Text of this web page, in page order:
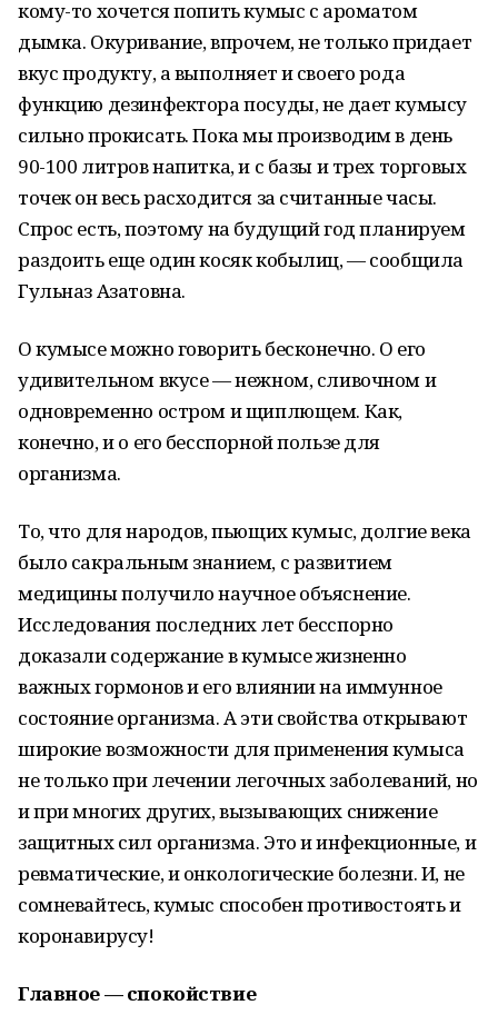
кому-то хочется попить кумыс с ароматом
дымка. Окуривание, впрочем, не только придает
вкус продукту, а выполняет и своего рода
функцию дезинфектора посуды, не дает кумысу
сильно прокисать. Пока мы производим в день
90-100 литров напитка, и с базы и трех торговых
точек он весь расходится за считанные часы.
Спрос есть, поэтому на будущий год планируем
раздоить еще один косяк кобылиц, — сообщила
Гульназ Азатовна.
О кумысе можно говорить бесконечно. О его
удивительном вкусе — нежном, сливочном и
одновременно остром и щиплющем. Как,
конечно, и о его бесспорной пользе для
организма.
То, что для народов, пьющих кумыс, долгие века
было сакральным знанием, с развитием
медицины получило научное объяснение.
Исследования последних лет бесспорно
доказали содержание в кумысе жизненно
важных гормонов и его влиянии на иммунное
состояние организма. А эти свойства открывают
широкие возможности для применения кумыса
не только при лечении легочных заболеваний, но
и при многих других, вызывающих снижение
защитных сил организма. Это и инфекционные, и
ревматические, и онкологические болезни. И, не
сомневайтесь, кумыс способен противостоять и
коронавирусу!
Главное — спокойствие